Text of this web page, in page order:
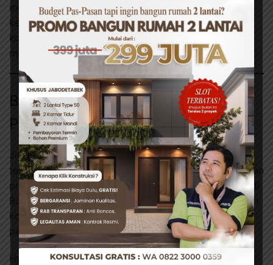
memilih kontraktor yang benar-benar memahami
kebutuhan Anda. Jika Anda butuh bantuan untuk
konsultasi awal tanpa biaya, tim kami siap
mendampingi Anda dari awal hingga akhir proyek.
Butuh Bantuan Profesional untuk
Proyek Anda?
Jika anda membutuhkan jasa tukang bangunan yang
terpercaya, timKlik Konstruksi
siap membantu. Dengan
proses yang aman, efisien, dan bergaransi. Berbasis di
Bogor, namun kami siap melayani berbagai kebutuhan
konstruksi mulai dari renovasi ringan hingga
pembangunan total dari nol.
Hubungi kami melaluiWhatsAppatauInstagram